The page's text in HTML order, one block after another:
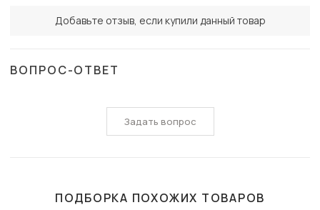
Добавьте отзыв, если купили данный товар
ВОПРОС-ОТВЕТ
Задать вопрос
ПОДБОРКА ПОХОЖИХ ТОВАРОВ